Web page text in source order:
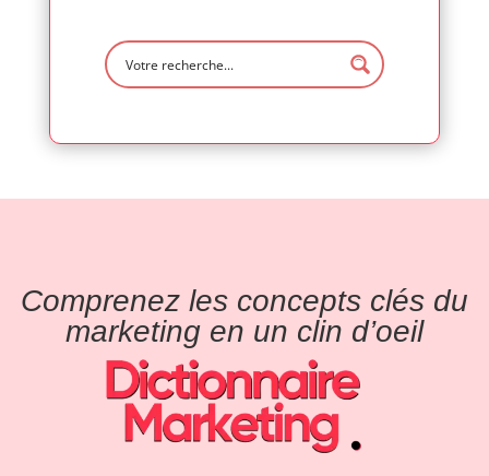
Comprenez les concepts clés du
marketing en un clin d’oeil